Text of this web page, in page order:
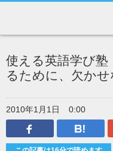
使える英語学び塾
るために、欠かせ
2010年1月1日
0:00
Facebook